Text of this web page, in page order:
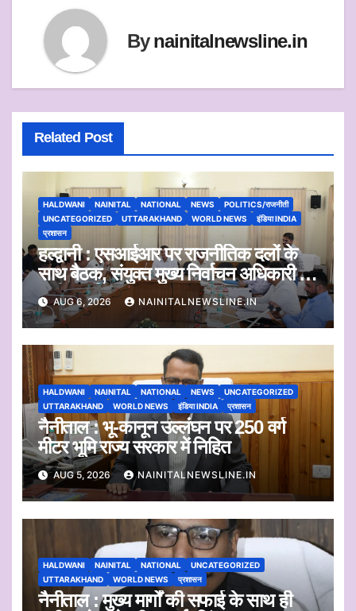
Bynainitalnewsline.in
Related Post
HALDWANI NAINITAL NATIONAL NEWS
POLITICS/राजनीती
UNCATEGORIZED
UTTARAKHAND WORLD NEWS
इंडिया INDIA
प्रशासन
हल्द्वानी : एसआईआर पर राजनीतिक दलों के
साथ बैठक, संयुक्त मुख्य निर्वाचन अधिकारी ने
सुनी आपत्तियां
AUG 6, 2026 NAINITALNEWSLINE.IN
HALDWANI NAINITAL NATIONAL NEWS
UNCATEGORIZED
UTTARAKHAND
WORLD NEWS इंडिया INDIA प्रशासन
नैनीताल : भू-कानून उल्लंघन पर 250 वर्ग
मीटर भूमि राज्य सरकार में निहित
AUG 5, 2026 NAINITALNEWSLINE.IN
HALDWANI NAINITAL NATIONAL
UNCATEGORIZED
UTTARAKHAND
WORLD NEWS प्रशासन
नैनीताल : मुख्य मार्गों की सफाई के साथ ही